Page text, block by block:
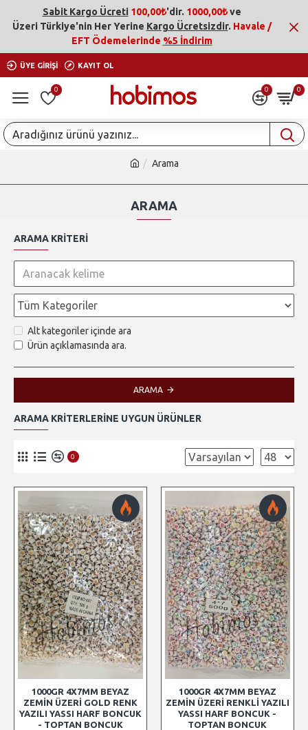
Sabit Kargo Ücreti 100,00₺'dir. 1000,00₺ve
Üzeri Türkiye'nin Her Yerine Kargo Ücretsizdir. Havale /
EFT Ödemelerinde %5 İndirim
ÜYE GIRIŞI KAYIT OL
0 0 0
Arama
ARAMA
ARAMA KRITERI
Alt kategoriler içinde ara
Ürün açıklamasında ara.
ARAMA
ARAMA KRITERLERINE UYGUN ÜRÜNLER
0
1000GR 4X7MM BEYAZ
ZEMIN ÜZERI GOLD RENK
YAZILI YASSI HARF BONCUK
- TOPTAN BONCUK
1000GR 4X7MM BEYAZ
ZEMIN ÜZERI RENKLI YAZILI
YASSI HARF BONCUK -
TOPTAN BONCUK